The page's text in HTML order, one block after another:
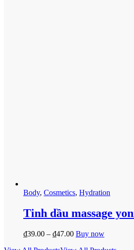
Body, Cosmetics, Hydration
Tinh dầu massage
₫39.00 – ₫47.00 Buy now